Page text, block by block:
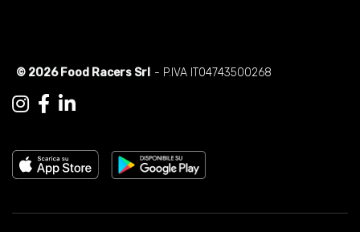
© 2026 Food Racers Srl - P.IVA IT04743500268